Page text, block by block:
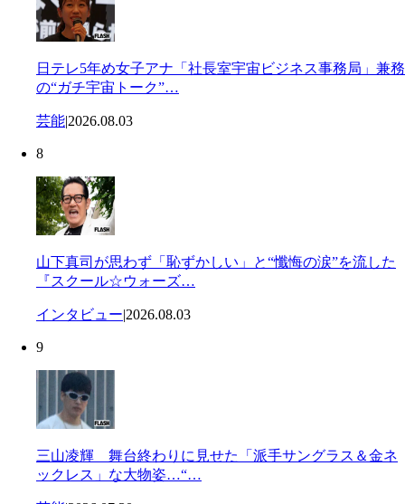
日テレ5年め女子アナ「社長室宇宙ビジネス事務局」兼務
の“ガチ宇宙トーク”…
芸能|2026.08.03
8
山下真司が思わず「恥ずかしい」と“懺悔の涙”を流した
『スクール☆ウォーズ…
インタビュー|2026.08.03
9
三山凌輝 舞台終わりに見せた「派手サングラス＆金ネ
ックレス」な大物姿…“…